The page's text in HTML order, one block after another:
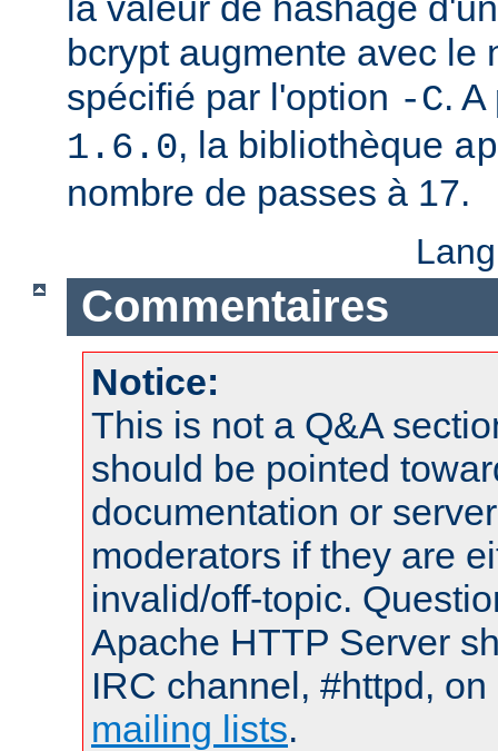
bcrypt augmente avec le
spécifié par l'option -C.
1.6.0, la bibliothèque
nombre de passes à 17.
Commentaires
Notice:
This is not a Q&A
should be pointed
documentation or
moderators if they are
invalid/off-topic.
Apache HTTP Server
IRC channel, #httpd,
mailing lists.